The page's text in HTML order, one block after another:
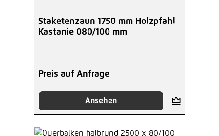
Staketenzaun 1750 mm Holzpfahl
Kastanie 080/100 mm
Preis auf Anfrage
Ansehen